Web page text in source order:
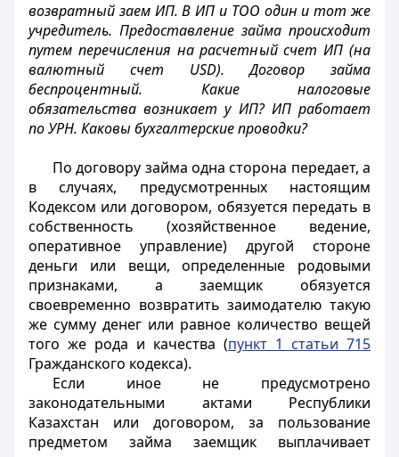
возвратный заем ИП. В ИП и ТОО один и тот же
учредитель. Предоставление займа происходит
путем перечисления на расчетный счет ИП (на
валютный счет USD). Договор займа
беспроцентный. Какие налоговые
обязательства возникает у ИП? ИП работает
по УРН. Каковы бухгалтерские проводки?
По договору займа одна сторона передает, а
в случаях, предусмотренных настоящим
Кодексом или договором, обязуется передать в
собственность (хозяйственное ведение,
оперативное управление) другой стороне
деньги или вещи, определенные родовыми
признаками, а заемщик обязуется
своевременно возвратить заимодателю такую
же сумму денег или равное количество вещей
того же рода и качества (пункт 1 статьи 715
Гражданского кодекса).
Если иное не предусмотрено
законодательными актами Республики
Казахстан или договором, за пользование
предметом займа заемщик выплачивает